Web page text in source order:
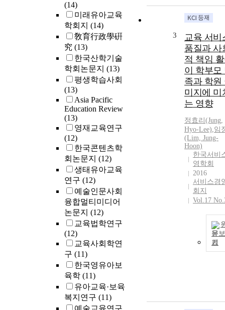
(14)
미래유아교육
학회지 (14)
敎育行政學硏
究 (13)
한국산학기술
학회논문지 (13)
평생학습사회
(13)
Asia Pacific
Education Review
(13)
영재교육연구
(12)
한국콘텐츠학
회논문지 (12)
생태유아교육
연구 (12)
예술인문사회
융합멀티미디어
논문지 (12)
교육법학연구
(12)
교육사회학연
구 (11)
한국영유아보
육학 (11)
유아교육·보육
복지연구 (11)
funded
accordance
the new
government 's
educational
policy
local
autonomy.
examined the
educational
research
of a
funded
educational
research
and the
to local
A comparative
analysis of the
research
3
교육 서비
품질과 사
적 책임
이 학부모
족과 학원
미지에 미
는 영향
정효리(Jung,
Hyo-Lee),임
(Lim, Jung-
Hoon)
한국서비
영학회
2016
서비스경
회지
Vol.17
문보
기